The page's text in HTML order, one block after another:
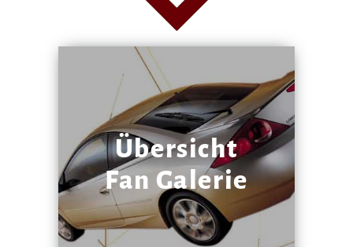
Übersicht
Fan Galerie